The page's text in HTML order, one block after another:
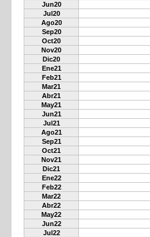
Jun20
Jul20
Ago20
Sep20
Oct20
Nov20
Dic20
Ene21
Feb21
Mar21
Abr21
May21
Jun21
Jul21
Ago21
Sep21
Oct21
Nov21
Dic21
Ene22
Feb22
Mar22
Abr22
May22
Jun22
Jul22